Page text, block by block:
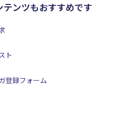
テンツもおすすめです
ト
登録フォーム